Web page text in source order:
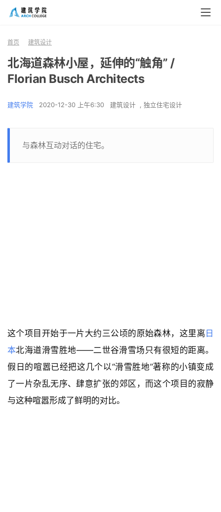
首页 建筑设计
北海道森林小屋，延伸的“触角” /
Florian Busch Architects
建筑学院 2020-12-30 上午6:30 建筑设计 , 独立住宅设计
与森林互动对话的住宅。
这个项目开始于一片大约三公顷的原始森林，这里离 日
本北海道滑雪胜地——二世谷滑雪场只有很短的距离。
假日的喧嚣已经把这几个以“滑雪胜地”著称的小镇变成
了一片杂乱无序、肆意扩张的郊区，而这个项目的寂静
与这种喧嚣形成了鲜明的对比。